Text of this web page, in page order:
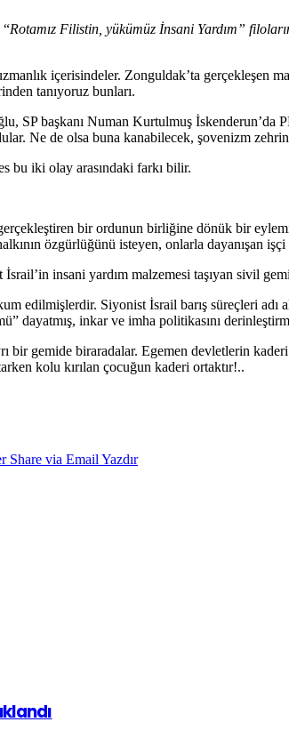
“Rotamız Filistin, yükümüz İnsani Yardım”
içerisindeler. Zonguldak’ta gerçekleşen
tanıyoruz bunları.
SP başkanı Numan Kurtulmuş
Ne de olsa buna kanabilecek, şovenizm
bu iki olay arasındaki farkı bilir.
bir ordunun birliğine dönük bir
özgürlüğünü isteyen, onlarla dayanışan
insani yardım malzemesi taşıyan sivil
edilmişlerdir. Siyonist İsrail barış süreçleri
dayatmış, inkar ve imha politikasını
gemide biraradalar. Egemen devletlerin kaderi
kolu kırılan çocuğun kaderi ortaktır!..
Share via Email Yazdır